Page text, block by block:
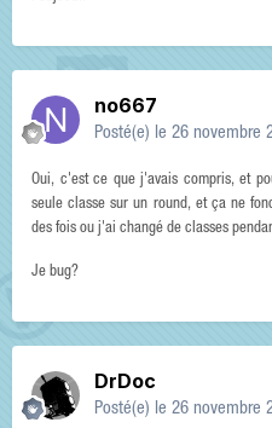
no667
Posté(e) le 26 novembre
Oui, c'est ce que j'avais compris, et
seule classe sur un round, et ça ne
des fois ou j'ai changé de classes
Je bug?
DrDoc
Posté(e) le 26 novembre